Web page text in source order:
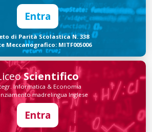
Entra
di Parità Scolastica N. 338
Meccanografico: MITF005006
Scientifico
Informatica & Economia
madrelingua Inglese
Entra